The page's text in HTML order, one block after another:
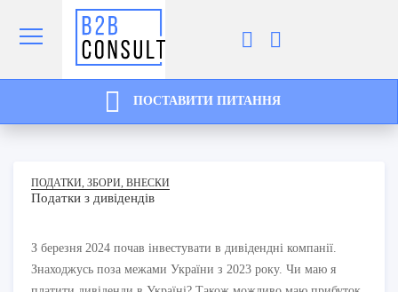
ПОСТАВИТИ ПИТАННЯ
ПОДАТКИ, ЗБОРИ, ВНЕСКИ
Податки з дивідендів
З березня 2024 почав інвестувати в дивідендні компанії.
Знаходжусь поза межами України з 2023 року. Чи маю я